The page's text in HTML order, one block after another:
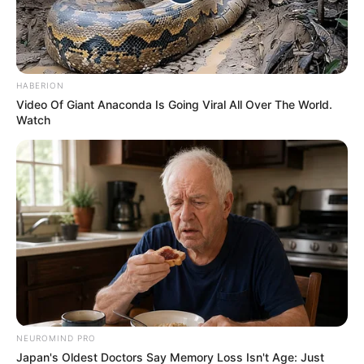
Did You Notice How Natural Simba’s Movements
Looked In The Movie?
BRAINBERRIES
This 'Blue Pill Killer' Has Men Over 40 Going Crazy
MEN'S VITALITY
HABERION
Video Of Giant Anaconda Is Going Viral All Over The World.
Watch
NEUROMIND PRO
Japan's Oldest Doctors Say Memory Loss Isn't Age: Just